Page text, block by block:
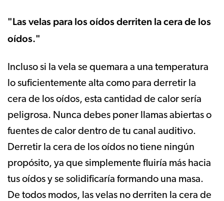
"Las velas para los oídos derriten la cera de los
oídos."
Incluso si la vela se quemara a una temperatura
lo suficientemente alta como para derretir la
cera de los oídos, esta cantidad de calor sería
peligrosa. Nunca debes poner llamas abiertas o
fuentes de calor dentro de tu canal auditivo.
Derretir la cera de los oídos no tiene ningún
propósito, ya que simplemente fluiría más hacia
tus oídos y se solidificaría formando una masa.
De todos modos, las velas no derriten la cera de